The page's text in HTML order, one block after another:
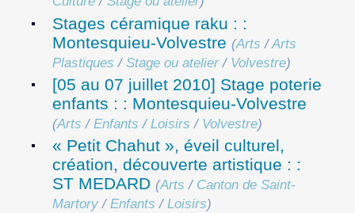
Stages céramique raku : :
Montesquieu-Volvestre (Arts /Arts
Plastiques / Stage ou atelier / Volvestre)
[05 au 07 juillet 2010] Stage poterie
enfants : : Montesquieu-Volvestre
(Arts / Enfants / Loisirs / Volvestre)
« Petit Chahut », éveil culturel,
création, découverte artistique : :
ST MEDARD (Arts / Canton de Saint-
Martory / Enfants / Loisirs)